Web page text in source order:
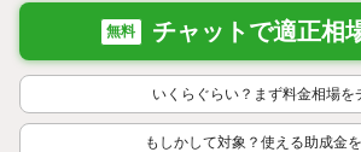
無料 チャットで適正相
いくらぐらい？まず料金相場を
もしかして対象？使える助成金